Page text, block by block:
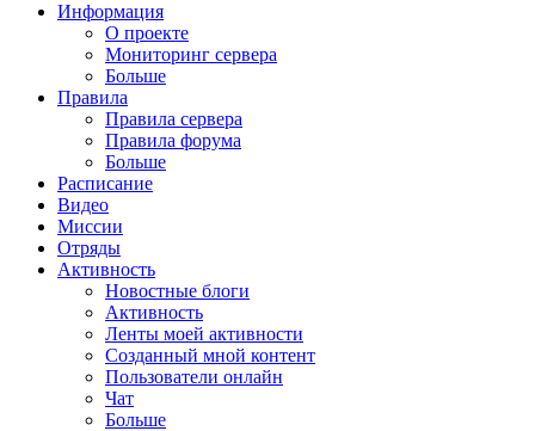
Информация
О проекте
Мониторинг сервера
Больше
Правила
Правила сервера
Правила форума
Больше
Расписание
Видео
Миссии
Отряды
Активность
Новостные блоги
Активность
Ленты моей активности
Созданный мной контент
Пользователи онлайн
Чат
Больше